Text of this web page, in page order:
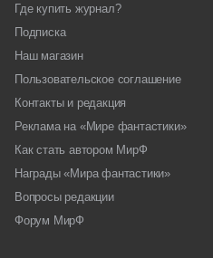
Где купить журнал?
Подписка
Наш магазин
Пользовательское соглашение
Контакты и редакция
Реклама на «Мире фантастики»
Как стать автором МирФ
Награды «Мира фантастики»
Вопросы редакции
Форум МирФ